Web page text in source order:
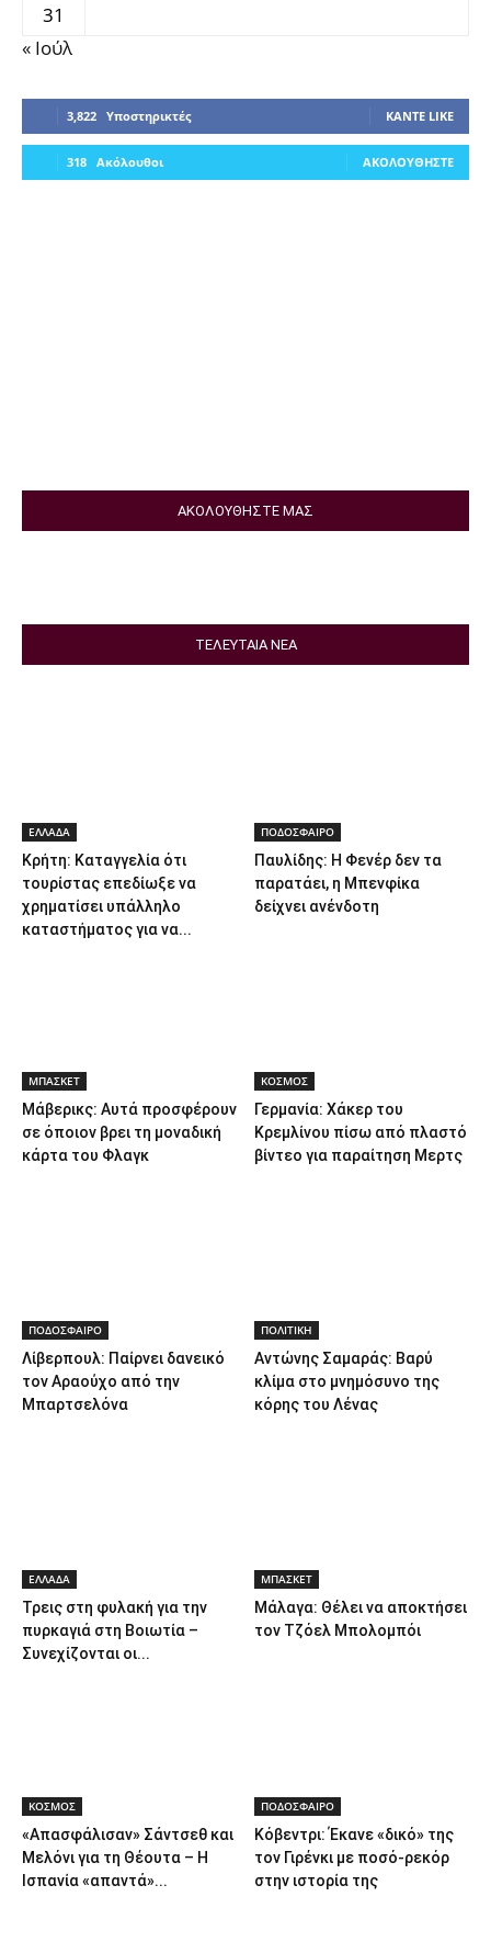
31
« Ιούλ
3,822 Υποστηρικτές ΚΆΝΤΕ LIKE
318 Ακόλουθοι ΑΚΟΛΟΥΘΉΣΤΕ
ΑΚΟΛΟΥΘΗΣΤΕ ΜΑΣ
ΤΕΛΕΥΤΑΙΑ ΝΕΑ
ΕΛΛΑΔΑ
Κρήτη: Καταγγελία ότι
τουρίστας επεδίωξε να
χρηματίσει υπάλληλο
καταστήματος για να...
ΠΟΔΟΣΦΑΙΡΟ
Παυλίδης: Η Φενέρ δεν τα
παρατάει, η Μπενφίκα
δείχνει ανένδοτη
ΜΠΑΣΚΕΤ
Μάβερικς: Αυτά προσφέρουν
σε όποιον βρει τη μοναδική
κάρτα του Φλαγκ
ΚΟΣΜΟΣ
Γερμανία: Χάκερ του
Κρεμλίνου πίσω από πλαστό
βίντεο για παραίτηση Μερτς
ΠΟΔΟΣΦΑΙΡΟ
Λίβερπουλ: Παίρνει δανεικό
τον Αραούχο από την
Μπαρτσελόνα
ΠΟΛΙΤΙΚΗ
Αντώνης Σαμαράς: Βαρύ
κλίμα στο μνημόσυνο της
κόρης του Λένας
ΕΛΛΑΔΑ
Τρεις στη φυλακή για την
πυρκαγιά στη Βοιωτία –
Συνεχίζονται οι...
ΜΠΑΣΚΕΤ
Μάλαγα: Θέλει να αποκτήσει
τον Τζόελ Μπολομπόι
ΚΟΣΜΟΣ
«Απασφάλισαν» Σάντσεθ και
Μελόνι για τη Θέουτα – Η
Ισπανία «απαντά»...
ΠΟΔΟΣΦΑΙΡΟ
Κόβεντρι: Έκανε «δικό» της
τον Γιρένκι με ποσό-ρεκόρ
στην ιστορία της